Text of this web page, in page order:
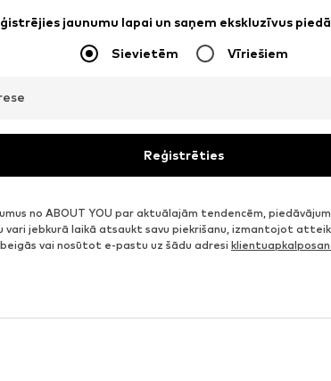
jaunumu lapai un saņem ekskluzīvus
Sievietēm Vīriešiem
Reģistrēties
no ABOUT YOU par aktuālajām tendencēm,
vari jebkurā laikā atsaukt savu piekrišanu, izmantojot
vai nosūtot e-pastu uz šādu adresi